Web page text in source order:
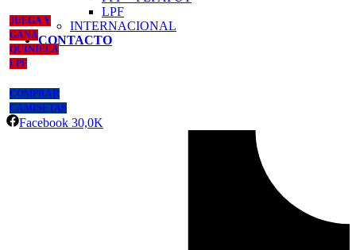
LPF
INTERNACIONAL
CONTACTO
JUEGA Y
GANA
QUINIELA
LPF
COMPRAR
CAMISETAS
Facebook 30,0K